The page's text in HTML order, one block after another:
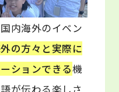
内海外のイベン
の方々と実際に
ションできる機
が伝わる楽しさ